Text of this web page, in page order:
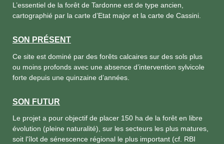
L’essentiel de la forêt de Tardonne est de type ancien,
cartographié par la carte d’Etat major et la carte de Cassini.
SON PRÉSENT
Ce site est dominé par des forêts calcaires sur des sols plus
ou moins profonds avec une absence d’intervention sylvicole
forte depuis une quinzaine d’années.
SON FUTUR
Le projet a pour objectif de placer 150 ha de la forêt en libre
évolution (pleine naturalité), sur les secteurs les plus matures,
soit l'îlot de sénescence régional le plus important (cf. RBI